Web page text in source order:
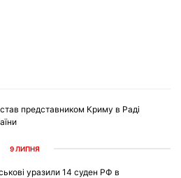
представником Криму в Раді
9 ЛИПНЯ
уразили 14 суден РФ в